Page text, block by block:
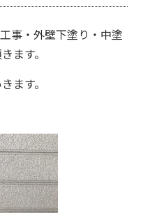
事・外壁下塗り・中塗
ます。
ます。